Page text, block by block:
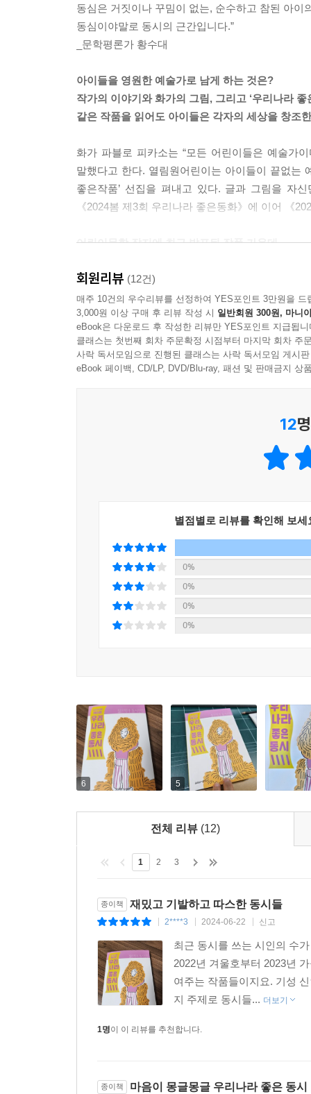
동심은 거짓이나 꾸밈이 없는, 순수하고 참된 아이
동심이야말로 동시의 근간입니다.”
_문학평론가 황수대
아이들을 영원한 예술가로 남게 하는 것은?
작가의 이야기와 화가의 그림, 그리고 ‘우리나라 좋
같은 작품을 읽어도 아이들은 각자의 세상을 창조
화가 파블로 피카소는 “모든 어린이들은 예술가
말했다고 한다. 열림원어린이는 아이들이 끝없는
좋은작품’ 선집을 펴내고 있다. 글과 그림을 자
《2024봄 제3회 우리나라 좋은동화》에 이어 《
어린이문학 잡지에 최근 발표된 작품 가운데
열린아동문학, 창비어린이, 어린이와문학, 아동문
읽어야 할 좋은 동시를 모아 엮은 《2024여름
아동문학을 강의하는 황수대 평론가의 심도 있
고려했으며, 어느 하나의 잡지에 치우치지 않
〈일상〉, 〈환경〉, 〈가족〉, 〈친구〉, 〈배
동음이의어로 ‘뜨거운 김으로 익히거나 데우다’
동시를 창작한 지 얼마 안 된 젊은 시인답게 발상
이 책에 실린 동시는 지난 일 년 동안 여러 문예
우수한 작품들로 선정했습니다. 또한, 기성 시인
이들이 이 책에 실린 동시들을 읽고 가슴 넉넉히
_우리나라 좋은동시 선정위원 황수대(아동문학평
아이들의 시선과 발상에서 태어난 37편의 동시
눈부신 여름날 이 책을 들고 밖으로 나가길 바
우리는 화가와 만나지 않아도 질문하고 답할
열림원어린이 편집부가 이 작고 아름다운 비밀을
■ 교과과정 연계
*2-1 국어 1. 시를 즐겨요
*2-2 국어 1. 장면을 떠올리며
*3-1 국어 1. 재미가 톡톡톡
*3-1 국어 10. 문학의 향기
*3-2 국어 4. 감상을 나타내요
*4-1 국어 1. 생각과 느낌을 나누어요
*5-1 국어 독서 단원. 책을 읽고 생각을 넓혀요
회원리뷰 (12건)
매주 10건의 우수리뷰를 선정하여 YES포인트 3만원을 드
3,000원 이상 구매 후 리뷰 작성 시 일반회원 300원, 마니
eBook은 다운로드 후 작성한 리뷰만 YES포인트 지급됩니
클래스는 첫번째 회차 주문확정 시점부터 마지막 회차 주
사락 독서모임으로 진행된 클래스는 사락 독서모임 게시
eBook 페이백, CD/LP, DVD/Blu-ray, 패션 및 판매금지 상
12
별점별로 리뷰를 확인해 보세
0%
0%
0%
0%
6 5
전체 리뷰 (12)
1 2 3
종이책 재밌고 기발하고 따스한 동시들
2****3 2024-06-22 신고
최근 동시를 쓰는 시인의 수
2022년 겨울호부터 2023년
여주는 작품들이지요. 기성
지 주제로 동시들... 더보기
1명이 이 리뷰를 추천합니다.
종이책 마음이 몽글몽글 우리나라 좋은 동시